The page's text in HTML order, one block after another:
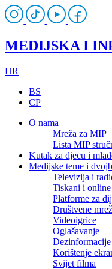
MEDIJSKA I
HR
BS
CP
O nama
Mreža za MIP
Lista MIP
Kutak za djecu i
Medijske teme i
Televizija i
Tiskani i
Platforme za
Društvene
Videoigrice
Oglašavanje
Dezinformacije
Korištenje
Svijet filma